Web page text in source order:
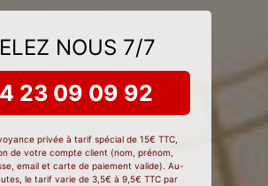
NOUS 7/7
23 09 09 92
privée à tarif spécial de 15€ TTC,
de votre compte client (nom, prénom,
email et carte de paiement valide). Au-
le tarif varie de 3,5€ à 9,5€ TTC par